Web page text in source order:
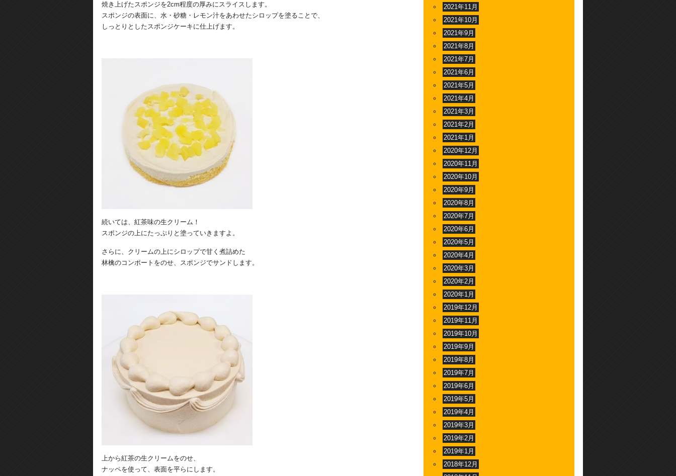
焼き上げたスポンジを2cm程度の厚みにスライスします。
スポンジの表面に、水・砂糖・レモン汁をあわせたシロップを塗ることで、
しっとりとしたスポンジケーキに仕上げます。
続いては、紅茶味の生クリーム！
スポンジの上にたっぷりと塗っていきますよ。
さらに、クリームの上にシロップで甘く煮詰めた
林檎のコンポートをのせ、スポンジでサンドします。
上から紅茶の生クリームをのせ、
ナッペを使って、表面を平らにします。
2021年11月
2021年10月
2021年9月
2021年8月
2021年7月
2021年6月
2021年5月
2021年4月
2021年3月
2021年2月
2021年1月
2020年12月
2020年11月
2020年10月
2020年9月
2020年8月
2020年7月
2020年6月
2020年5月
2020年4月
2020年3月
2020年2月
2020年1月
2019年12月
2019年11月
2019年10月
2019年9月
2019年8月
2019年7月
2019年6月
2019年5月
2019年4月
2019年3月
2019年2月
2019年1月
2018年12月